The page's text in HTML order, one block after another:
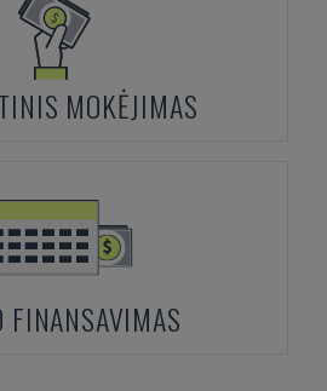
MOKĖJIMAS
FINANSAVIMAS